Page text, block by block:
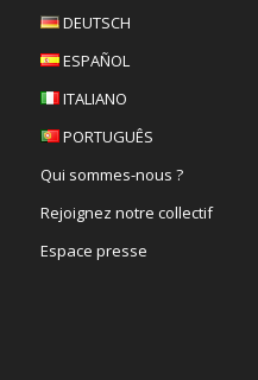
DEUTSCH
ESPAÑOL
ITALIANO
PORTUGUÊS
Qui sommes-nous ?
Rejoignez notre collectif
Espace presse